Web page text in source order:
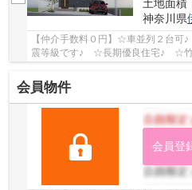
土地面積
神奈川県
【仲介手数料０円】☆車並列２台
震等級です♪ ☆長期優良住宅♪ ☆竹
会員物件
会員登